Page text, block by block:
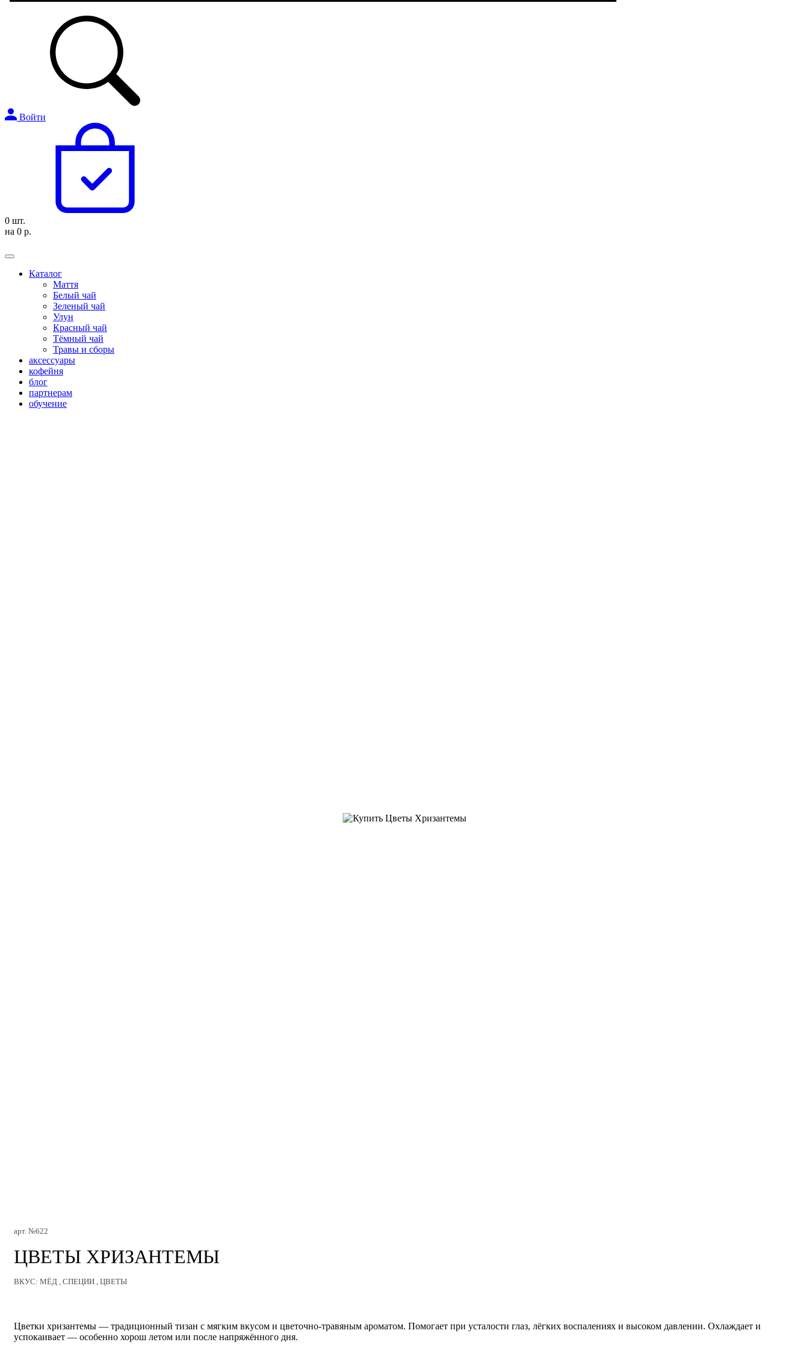
Войти
0 шт.
на 0 р.
Каталог
Маття
Белый чай
Зеленый чай
Улун
Красный чай
Тёмный чай
Травы и сборы
аксессуары
кофейня
блог
партнерам
обучение
арт. №622
ЦВЕТЫ ХРИЗАНТЕМЫ
ВКУС: МЁД , СПЕЦИИ , ЦВЕТЫ
Цветки хризантемы — традиционный тизан с мягким вкусом и цветочно-травяным ароматом. Помогает при усталости глаз, лёгких воспалениях и высоком давлении. Охлаждает и
успокаивает — особенно хорош летом или после напряжённого дня.